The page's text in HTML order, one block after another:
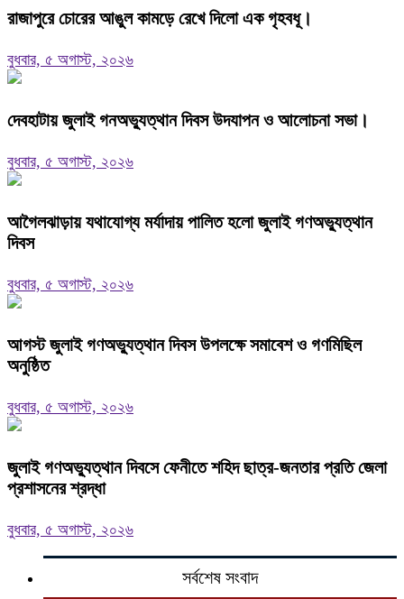
রাজাপুরে চোরের আঙুল কামড়ে রেখে দিলো এক গৃহবধূ।
বুধবার, ৫ অগাস্ট, ২০২৬
দেবহাটায় জুলাই গনঅভ্যুত্থান দিবস উদযাপন ও আলোচনা সভা।
বুধবার, ৫ অগাস্ট, ২০২৬
আগৈলঝাড়ায় যথাযোগ্য মর্যাদায় পালিত হলো জুলাই গণঅভ্যুত্থান
দিবস
বুধবার, ৫ অগাস্ট, ২০২৬
আগস্ট জুলাই গণঅভ্যুত্থান দিবস উপলক্ষে সমাবেশ ও গণমিছিল
অনুষ্ঠিত
বুধবার, ৫ অগাস্ট, ২০২৬
জুলাই গণঅভ্যুত্থান দিবসে ফেনীতে শহিদ ছাত্র-জনতার প্রতি জেলা
প্রশাসনের শ্রদ্ধা
বুধবার, ৫ অগাস্ট, ২০২৬
সর্বশেষ সংবাদ